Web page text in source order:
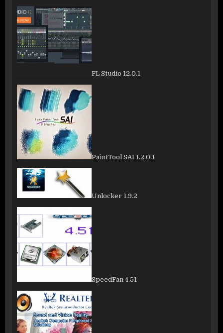
FL Studio 12.0.1
PaintTool SAI 1.2.0.1
Unlocker 1.9.2
SpeedFan 4.51